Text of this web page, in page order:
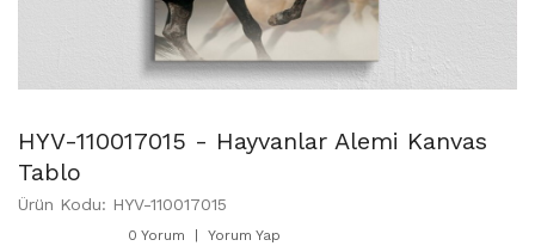
HYV-110017015 - Hayvanlar Alemi Kanvas
Tablo
Ürün Kodu: HYV-110017015
0 Yorum Yorum Yap